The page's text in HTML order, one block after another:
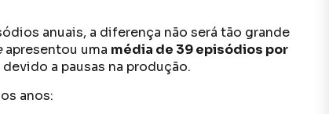
anuais, a diferença não será tão grande
apresentou uma média de 39 episódios por
devido a pausas na produção.
anos: